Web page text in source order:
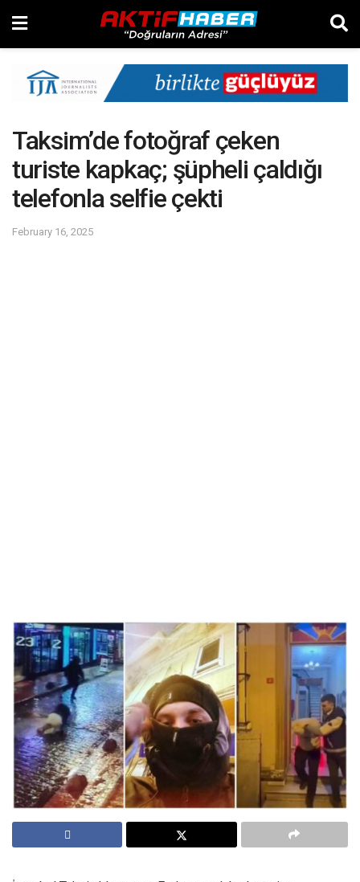
Taksim’de fotoğraf çeken
turiste kapkaç; şüpheli çaldığı
telefonla selfie çekti
February 16, 2025